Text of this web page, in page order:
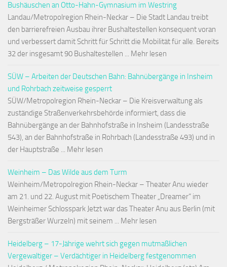
Bushäuschen an Otto-Hahn-Gymnasium im Westring
Landau/Metropolregion Rhein-Neckar – Die Stadt Landau treibt
den barrierefreien Ausbau ihrer Bushaltestellen konsequent voran
und verbessert damit Schritt für Schritt die Mobilität für alle. Bereits
32 der insgesamt 90 Bushaltestellen ... Mehr lesen
SÜW – Arbeiten der Deutschen Bahn: Bahnübergänge in Insheim
und Rohrbach zeitweise gesperrt
SÜW/Metropolregion Rhein-Neckar – Die Kreisverwaltung als
zuständige Straßenverkehrsbehörde informiert, dass die
Bahnübergänge an der Bahnhofstraße in Insheim (Landesstraße
543), an der Bahnhofstraße in Rohrbach (Landesstraße 493) und in
der Hauptstraße ... Mehr lesen
Weinheim – Das Wilde aus dem Turm
Weinheim/Metropolregion Rhein-Neckar – Theater Anu wieder
am 21. und 22. August mit Poetischem Theater „Dreamer“ im
Weinheimer Schlosspark Jetzt war das Theater Anu aus Berlin (mit
Bergsträßer Wurzeln) mit seinem ... Mehr lesen
Heidelberg – 17-Jährige wehrt sich gegen mutmaßlichen
Vergewaltiger – Verdächtiger in Heidelberg festgenommen